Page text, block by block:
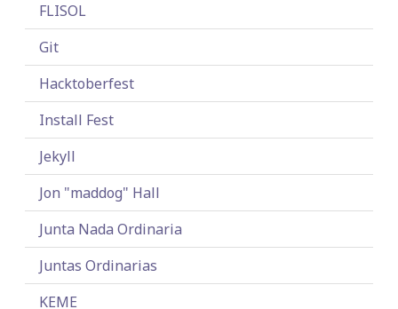
FLISOL
Git
Hacktoberfest
Install Fest
Jekyll
Jon "maddog" Hall
Junta Nada Ordinaria
Juntas Ordinarias
KEME